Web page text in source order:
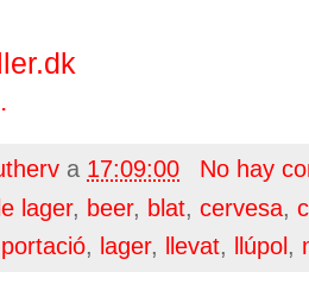
a 17:09:00
No hay
lager, beer, blat, cervesa,
, lager, llevat, llúpol ,